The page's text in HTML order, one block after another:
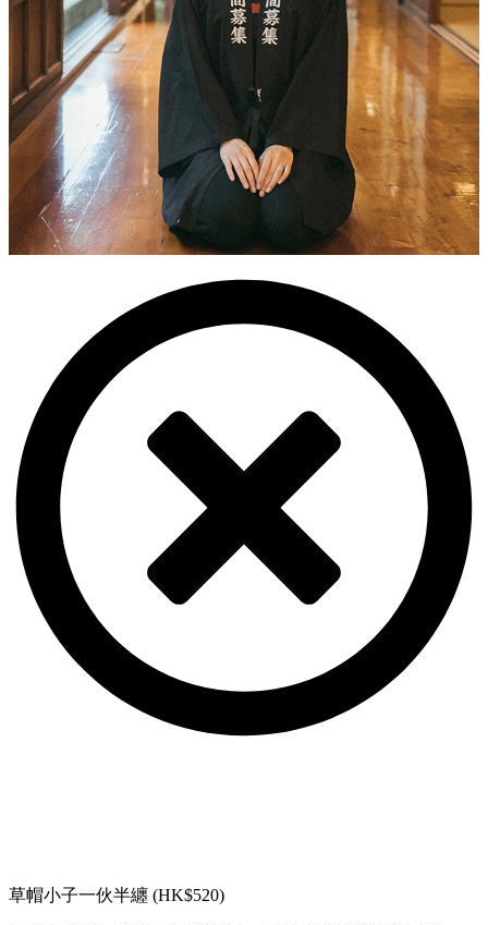
草帽小子一伙半纏 (HK$520)